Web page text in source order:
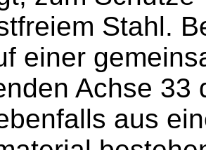
Stahl.
einer
Achse 33
aus